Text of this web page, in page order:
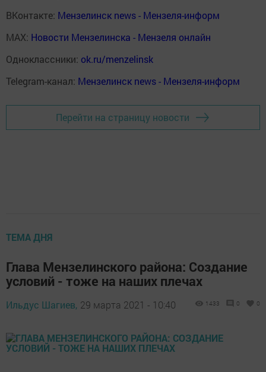
ВКонтакте: Мензелинск news - Мензеля-информ
MAX: Новости Мензелинска - Мензеля онлайн
Одноклассники: ok.ru/menzelinsk
Telegram-канал: Мензелинск news - Мензеля-информ
Перейти на страницу новости
ТЕМА ДНЯ
Глава Мензелинского района: Создание
условий - тоже на наших плечах
Ильдус Шагиев, 29 марта 2021 - 10:40 1433 0 0